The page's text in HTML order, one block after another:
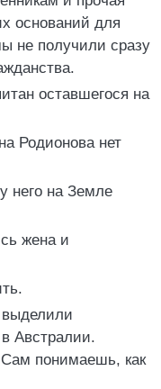
оснований для
не получили сразу
оставшегося на
Родионова нет
него на Земле
жена и
Австралии.
Сам понимаешь, как